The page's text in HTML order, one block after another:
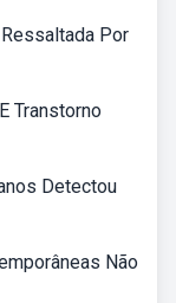
Por
Transtorno
Detectou
Não